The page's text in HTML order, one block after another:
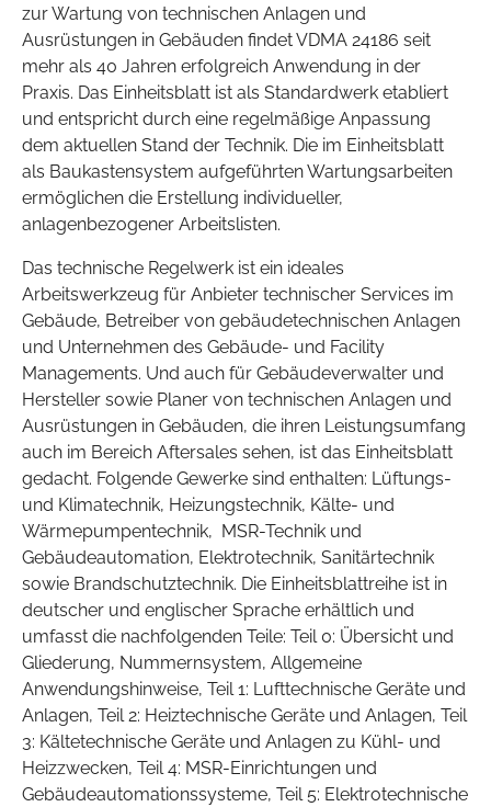
zur Wartung von technischen Anlagen und
Ausrüstungen in Gebäuden findet VDMA 24186 seit
mehr als 40 Jahren erfolgreich Anwendung in der
Praxis. Das Einheitsblatt ist als Standardwerk etabliert
und entspricht durch eine regelmäßige Anpassung
dem aktuellen Stand der Technik. Die im Einheitsblatt
als Baukastensystem aufgeführten Wartungsarbeiten
ermöglichen die Erstellung individueller,
anlagenbezogener Arbeitslisten.
Das technische Regelwerk ist ein ideales
Arbeitswerkzeug für Anbieter technischer Services im
Gebäude, Betreiber von gebäudetechnischen Anlagen
und Unternehmen des Gebäude- und Facility
Managements. Und auch für Gebäudeverwalter und
Hersteller sowie Planer von technischen Anlagen und
Ausrüstungen in Gebäuden, die ihren Leistungsumfang
auch im Bereich Aftersales sehen, ist das Einheitsblatt
gedacht. Folgende Gewerke sind enthalten: Lüftungs-
und Klimatechnik, Heizungstechnik, Kälte- und
Wärmepumpentechnik, MSR-Technik und
Gebäudeautomation, Elektrotechnik, Sanitärtechnik
sowie Brandschutztechnik. Die Einheitsblattreihe ist in
deutscher und englischer Sprache erhältlich und
umfasst die nachfolgenden Teile: Teil 0: Übersicht und
Gliederung, Nummernsystem, Allgemeine
Anwendungshinweise, Teil 1: Lufttechnische Geräte und
Anlagen, Teil 2: Heiztechnische Geräte und Anlagen, Teil
3: Kältetechnische Geräte und Anlagen zu Kühl- und
Heizzwecken, Teil 4: MSR-Einrichtungen und
Gebäudeautomationssysteme, Teil 5: Elektrotechnische